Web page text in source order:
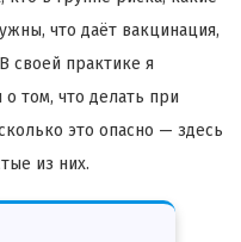
что даёт вакцинация,
своей практике я
том, что делать при
это опасно — здесь
из них.